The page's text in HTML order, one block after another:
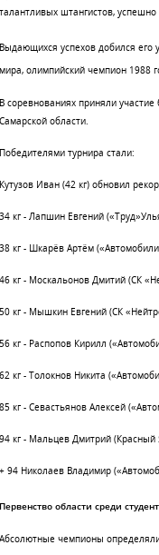
талантливых штангистов,
Выдающихся успехов добился
мира, олимпийский чемпион 1988
В соревнованиях приняли
Самарской области.
Победителями турнира стали:
Кутузов Иван (42 кг) обновил
34 кг - Лапшин Евгений
38 кг - Шкарёв Артём
46 кг - Москальонов Дмитий (СК
50 кг - Мышкин Евгений (СК
56 кг - Распопов Кирилл
62 кг - Толокнов Никита
85 кг - Севастьянов Алексей
94 кг - Мальцев Дмитрий (Красный
+ 94 Николаев Владимир
Первенство области среди
Абсолютные чемпионы